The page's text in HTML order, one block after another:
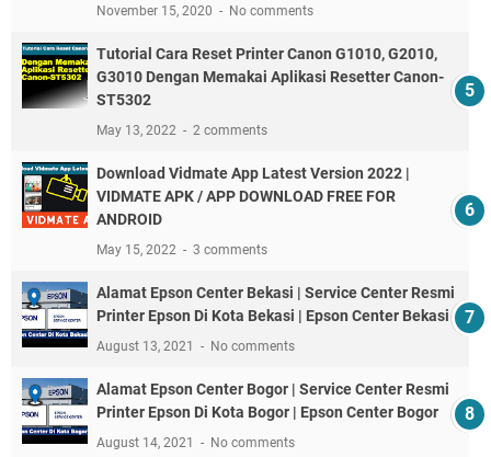
November 15, 2020 No comments
Tutorial Cara Reset Printer Canon G1010, G2010,
G3010 Dengan Memakai Aplikasi Resetter Canon-
ST5302
May 13, 2022 2 comments
Download Vidmate App Latest Version 2022 |
VIDMATE APK / APP DOWNLOAD FREE FOR
ANDROID
May 15, 2022 3 comments
Alamat Epson Center Bekasi | Service Center Resmi
Printer Epson Di Kota Bekasi | Epson Center Bekasi
August 13, 2021 No comments
Alamat Epson Center Bogor | Service Center Resmi
Printer Epson Di Kota Bogor | Epson Center Bogor
August 14, 2021 No comments